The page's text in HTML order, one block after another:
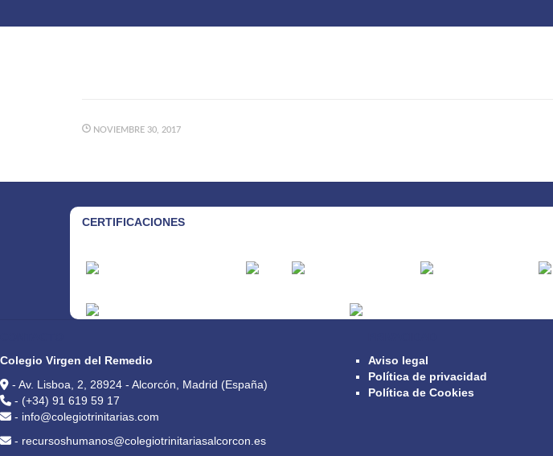
NOVIEMBRE 30, 2017
CERTIFICACIONES
Colegio Virgen del Remedio
- Av. Lisboa, 2, 28924 - Alcorcón, Madrid (España)
- (+34) 91 619 59 17
- info@colegiotrinitarias.com
- recursoshumanos@colegiotrinitariasalcorcon.es
Aviso legal
Política de privacidad
Política de Cookies